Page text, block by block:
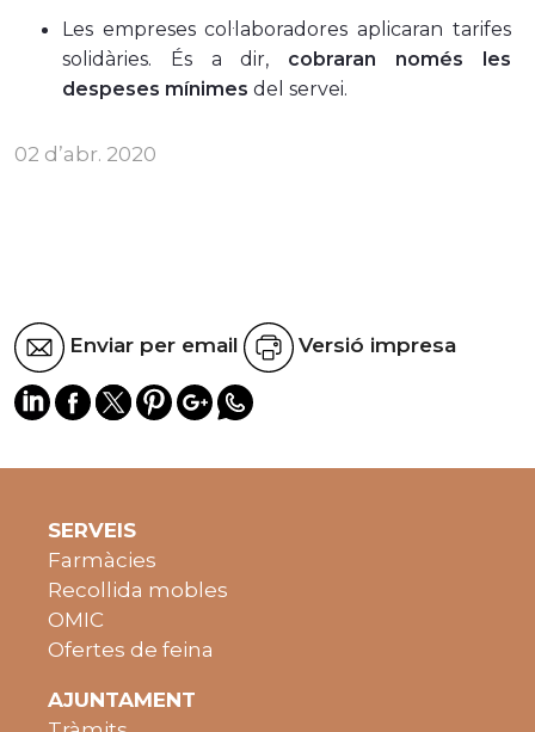
Les empreses col·laboradores aplicaran tarifes
solidàries. És a dir, cobraran només les
despeses mínimes del servei.
02 d’abr. 2020
Enviar per email Versió impresa
SERVEIS
Farmàcies
Recollida mobles
OMIC
Ofertes de feina
AJUNTAMENT